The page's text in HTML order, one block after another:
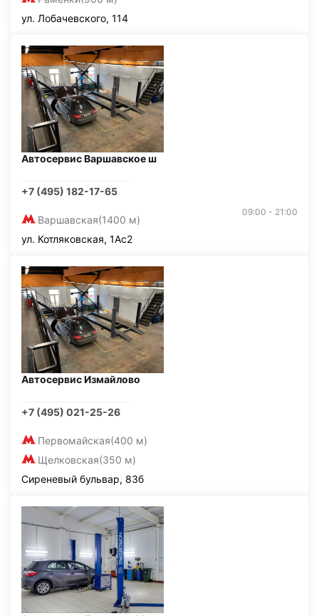
ул. Лобачевского, 114
Автосервис Варшавское ш
+7 (495) 182-17-65
Варшавская(1400 м)
09:00 - 21:00
ул. Котляковская, 1Ас2
Автосервис Измайлово
+7 (495) 021-25-26
Первомайская(400 м)
Щелковская(350 м)
Сиреневый бульвар, 83б